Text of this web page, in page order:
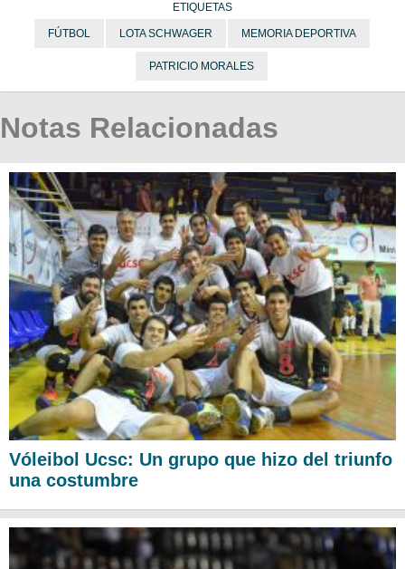
ETIQUETAS
FÚTBOL LOTA SCHWAGER MEMORIA DEPORTIVA
PATRICIO MORALES
Notas Relacionadas
Vóleibol Ucsc: Un grupo que hizo del triunfo
una costumbre